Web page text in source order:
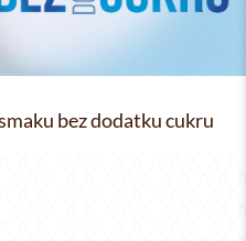
bez dodatku cukru